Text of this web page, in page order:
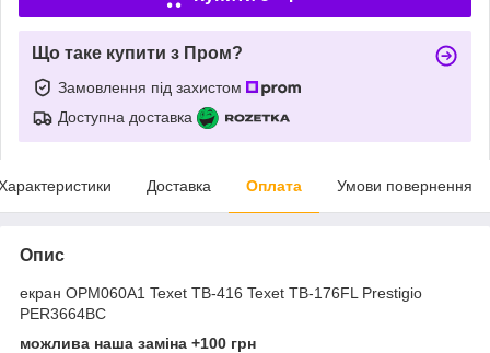
Що таке купити з Пром?
Замовлення під захистом
Доступна доставка
Доставка Оплата Умови повернення
Опис
екран OPM060A1 Texet TB-416 Texet TB-176FL Prestigio
PER3664BC
можлива наша заміна +100 грн